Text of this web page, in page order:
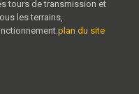
tours de transmission et
les terrains,
plan du site